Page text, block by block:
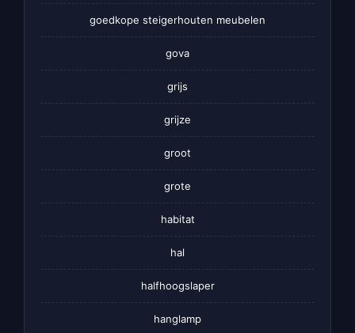
goedkope steigerhouten meubelen
gova
grijs
grijze
groot
grote
habitat
hal
halfhoogslaper
hanglamp